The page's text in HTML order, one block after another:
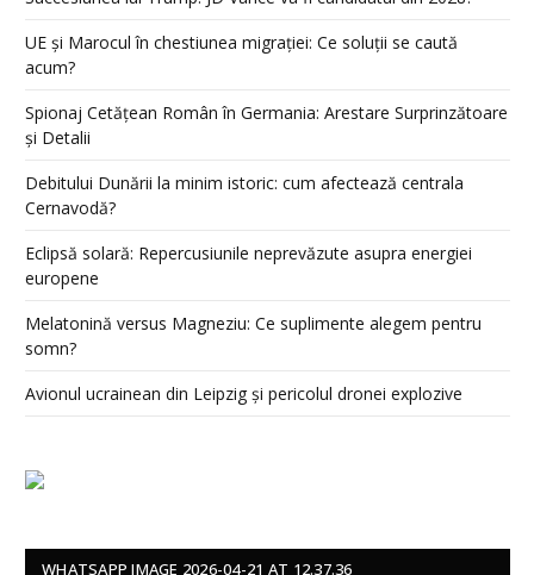
UE și Marocul în chestiunea migrației: Ce soluții se caută
acum?
Spionaj Cetățean Român în Germania: Arestare Surprinzătoare
și Detalii
Debitului Dunării la minim istoric: cum afectează centrala
Cernavodă?
Eclipsă solară: Repercusiunile neprevăzute asupra energiei
europene
Melatonină versus Magneziu: Ce suplimente alegem pentru
somn?
Avionul ucrainean din Leipzig și pericolul dronei explozive
WHATSAPP IMAGE 2026-04-21 AT 12.37.36